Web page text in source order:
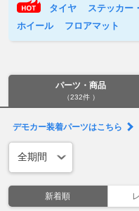
タイヤ ステッカー
ホイール
フロアマット
パーツ・商品
（232件 ）
デモカー装着パーツはこちら
新着順